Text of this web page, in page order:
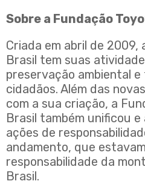
Sobre a Fundação
Criada em abril de 2009,
Brasil tem suas
preservação ambiental
cidadãos. Além das
com a sua criação, a
Brasil também unificou
ações de
andamento, que
responsabilidade da
Brasil.